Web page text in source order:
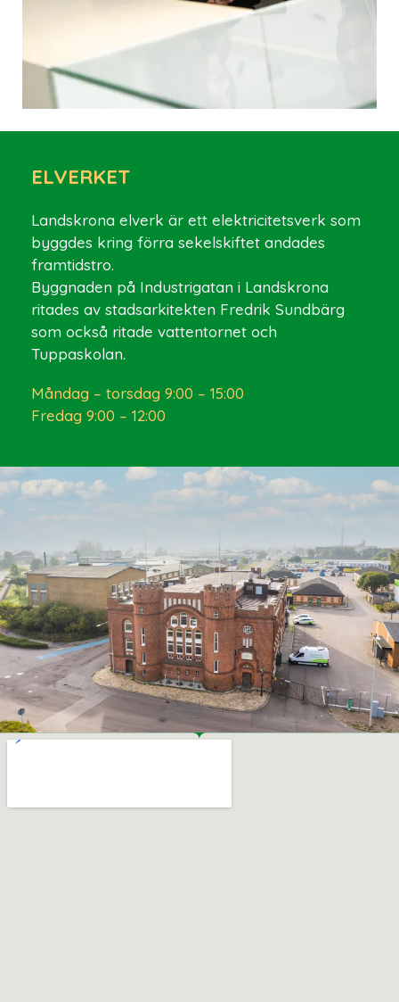
ELVERKET
Landskrona elverk är ett elektricitetsverk som
byggdes kring förra sekelskiftet andades
framtidstro.
Byggnaden på Industrigatan i Landskrona
ritades av stadsarkitekten Fredrik Sundbärg
som också ritade vattentornet och
Tuppaskolan.
Måndag – torsdag 9:00 – 15:00
Fredag 9:00 – 12:00